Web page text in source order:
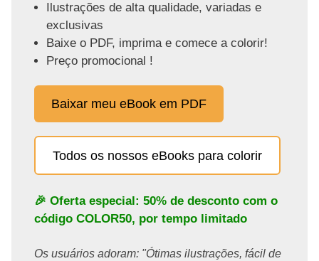
Ilustrações de alta qualidade, variadas e
exclusivas
Baixe o PDF, imprima e comece a colorir!
Preço promocional !
Baixar meu eBook em PDF
Todos os nossos eBooks para colorir
🎉 Oferta especial: 50% de desconto com o
código COLOR50, por tempo limitado
Os usuários adoram: "Ótimas ilustrações, fácil de